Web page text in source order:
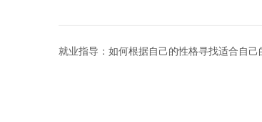
就业指导：如何根据自己的性格寻找适合自己